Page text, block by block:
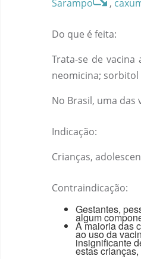
Sarampo ,
Do que é feita:
Trata-se de
neomicina; sorbitol
No Brasil, uma
Indicação:
Crianças,
Contraindicação:
Gestantes,
algum
A maioria das
ao uso da
insignificante
estas